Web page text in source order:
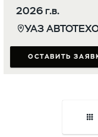
2026 г.в.
УАЗ АВТОТЕХОБСЛУЖИВАНИЕ
ОСТАВИТЬ